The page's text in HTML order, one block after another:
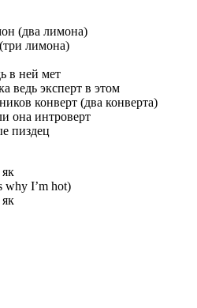
(два лимона)
лимона)
в ней мет
ведь эксперт в этом
конверт (два конверта)
она интроверт
пиздец
why I’m hot)